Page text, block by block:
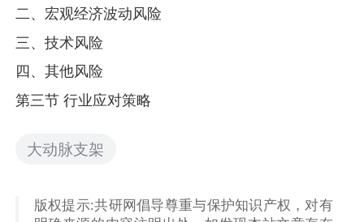
二、宏观经济波动风险
三、技术风险
四、其他风险
第三节 行业应对策略
大动脉支架
版权提示:共研网倡导尊重与保护知识产权，对有